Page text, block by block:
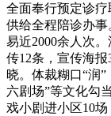
全面奉行预定诊疗
供给全程陪诊办
易近2000余人次
传12条，宣传海
晓。体裁糊口“润
六剧场”等文化勾
戏小剧进小区10场